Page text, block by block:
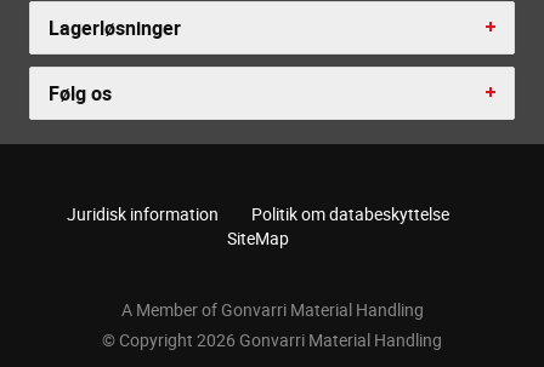
Lagerløsninger
Følg os
Juridisk information
Politik om databeskyttelse
SiteMap
A Member of Gonvarri Material Handling
© Copyright 2026 Gonvarri Material Handling